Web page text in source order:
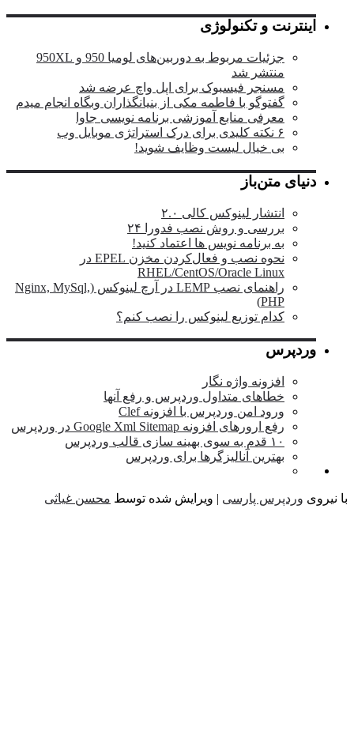
اینترنت و تکنولوژی
جزئیات مربوط به دوربین‌های لومیا 950 و 950XL
منتشر شد
مسنجر فیسبوک برای اپل واچ عرضه شد
گفتوگو با فاطمه مکی از بنیانگذاران وبگاه انجام میدم
معرفی منابع آموزشی برنامه نویسی جاوا
بی خیال لیست وظایف شوید!
دنیای متن‌باز
انتشار لینوکس کالی ۲.۰
بررسی و روش نصب فدورا ۲۴
به برنامه نویس ها اعتماد کنید!
نحوه نصب و فعال‌کردن مخزن EPEL در
RHEL/CentOS/Oracle Linux
راهنمای نصب LEMP در آرچ لینوکس (Nginx, MySql,
کدام توزیع لینوکس را نصب کنم؟
وردپرس
افزونه واژه نگار
خطاهای متداول وردپرس و رفع آنها
ورود امن وردپرس با افزونه Clef
رفع ارورهای افزونه Google Xml Sitemap در وردپرس
۱۰ قدم به سوی بهینه سازی قالب وردپرس
بهترین آنالیزگرها برای وردپرس
وردپرس پارسی| ویرایش شده توسطمحسن غیاثی